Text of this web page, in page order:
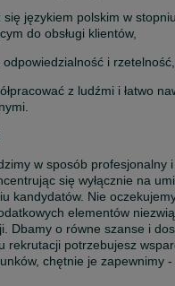
się językiem polskim w stopniu
do obsługi klientów,
i rzetelność,
z ludźmi i łatwo
w sposób profesjonalny i
się wyłącznie na
kandydatów. Nie
elementów
Dbamy o równe szanse i
rekrutacji potrzebujesz
chętnie je zapewnimy